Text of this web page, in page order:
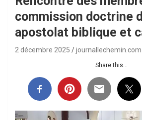
commission doctrine
apostolat biblique et
2 décembre 2025 journallechemin.com
Share this...